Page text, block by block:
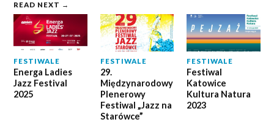
READ NEXT →
FESTIWALE
Energa Ladies
Jazz Festival
2025
FESTIWALE
29.
Międzynarodowy
Plenerowy
Festiwal „Jazz na
Starówce”
FESTIWALE
Festiwal
Katowice
Kultura Natura
2023